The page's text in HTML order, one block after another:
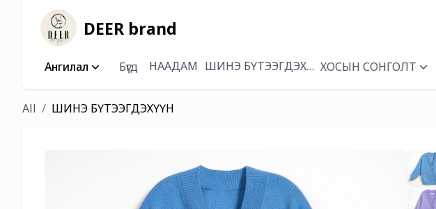
DEER brand
Ангилал Бүгд НААДАМ ШИНЭ БҮТЭЭГДЭХҮҮНХОСЫН СОНГОЛТ
All ШИНЭ БҮТЭЭГДЭХҮҮН